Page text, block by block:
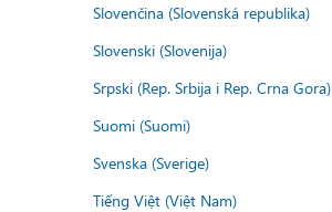
Slovenčina (Slovenská republika)
Slovenski (Slovenija)
Srpski (Rep. Srbija i Rep. Crna Gora)
Suomi (Suomi)
Svenska (Sverige)
Tiếng Việt (Việt Nam)